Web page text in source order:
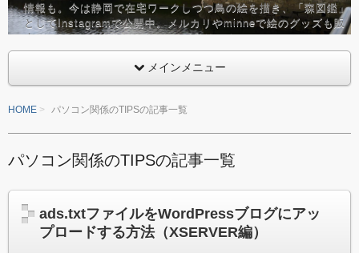
情報も。今は静岡で在宅ワークしつつ鳥の絵を描き、「森図鑑」
としてInstagramで公開中。メルカリやminneで絵のグッズも販
売しています。バッグ、鳥グッズフリーク。
メインメニュー
HOME パソコン関係のTIPSの記事一覧
パソコン関係のTIPSの記事一覧
ads.txtファイルをWordPressブログにアッ
プロードする方法（XSERVER編）